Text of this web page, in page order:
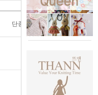
단종SALE50%